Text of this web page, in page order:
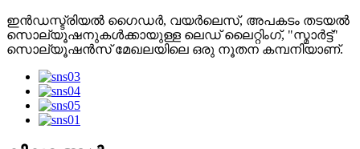
ഇൻഡസ്ട്രിയൽ ഗൈഡർ, വയർലെസ്, അപകടം തടയൽ
സൊല്യൂഷനുകൾക്കായുള്ള ലെഡ് ലൈറ്റിംഗ്, "സ്മാർട്ട്"
സൊല്യൂഷൻസ് മേഖലയിലെ ഒരു നൂതന കമ്പനിയാണ്.